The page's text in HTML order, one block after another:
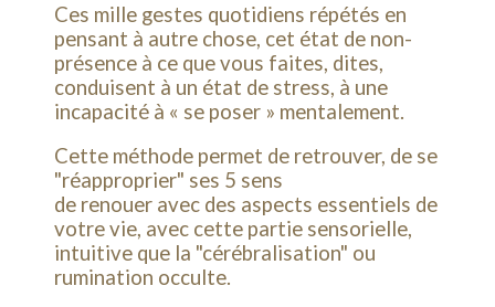
Ces mille gestes quotidiens répétés en
pensant à autre chose, cet état de non-
présence à ce que vous faites, dites,
conduisent à un état de stress, à une
incapacité à « se poser » mentalement.
Cette méthode permet de retrouver, de se
"réapproprier" ses 5 sens
de renouer avec des aspects essentiels de
votre vie, avec cette partie sensorielle,
intuitive que la "cérébralisation" ou
rumination occulte.